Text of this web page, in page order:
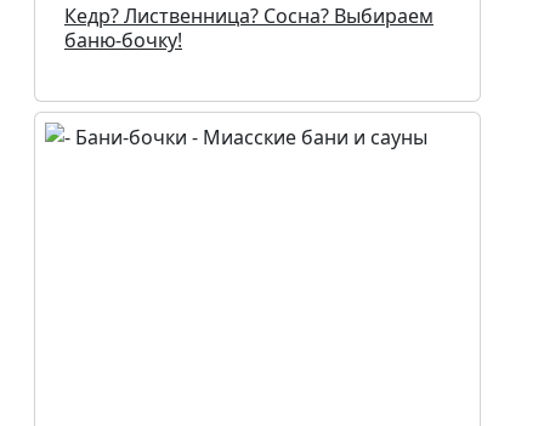
Кедр? Лиственница? Сосна? Выбираем
баню-бочку!